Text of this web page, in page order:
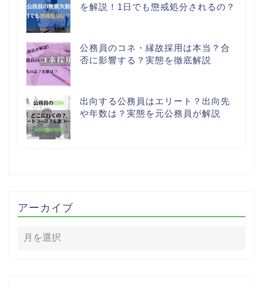
を解説！1日でも懲戒処分されるの？
公務員のコネ・縁故採用は本当？合
否に影響する？実態を徹底解説
出向する公務員はエリート？出向先
や年数は？実態を元公務員が解説
アーカイブ